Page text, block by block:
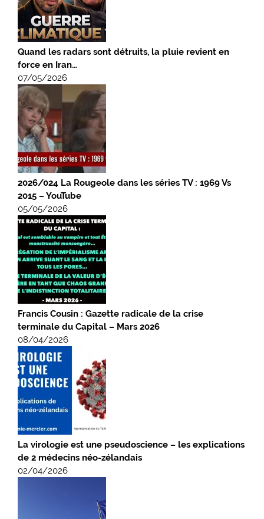
Quand les radars sont détruits, la pluie revient en
force en Iran…
07/05/2026
2026/024 La Rougeole dans les séries TV : 1969 Vs
2015 – YouTube
05/05/2026
Francis Cousin : Gazette radicale de la crise
terminale du Capital – Mars 2026
08/04/2026
La virologie est une pseudoscience – les explications
de 2 médecins néo-zélandais
02/04/2026